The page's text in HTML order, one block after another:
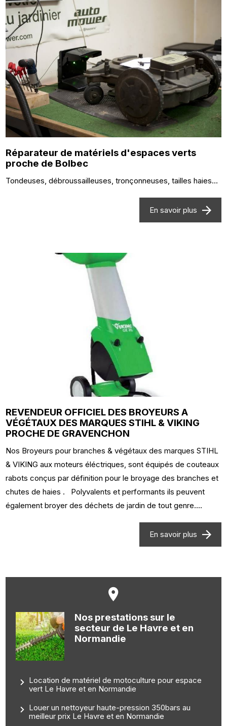
Réparateur de matériels d'espaces verts
proche de Bolbec
Tondeuses, débroussailleuses, tronçonneuses, tailles haies...
En savoir plus
REVENDEUR OFFICIEL DES BROYEURS A
VÉGÉTAUX DES MARQUES STIHL & VIKING
PROCHE DE GRAVENCHON
Nos Broyeurs pour branches & végétaux des marques STIHL
& VIKING aux moteurs éléctriques, sont équipés de couteaux
rabots conçus par définition pour le broyage des branches et
chutes de haies . Polyvalents et performants ils peuvent
également broyer des déchets de jardin de tout genre....
En savoir plus
Nos prestations sur le
secteur de Le Havre et en
Normandie
Location de matériel de motoculture pour espace
vert Le Havre et en Normandie
Louer un nettoyeur haute-pression 350bars au
meilleur prix Le Havre et en Normandie